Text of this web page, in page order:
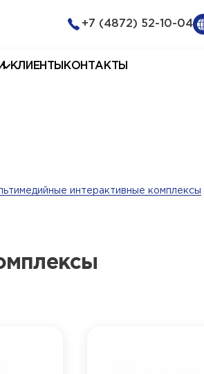
+7 (4872) 52-10-04
КЛИЕНТЫ КОНТАКТЫ
интерактивные комплексы